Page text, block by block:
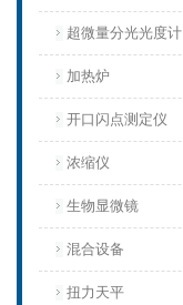
超微量分光光度计
加热炉
开口闪点测定仪
浓缩仪
生物显微镜
混合设备
扭力天平